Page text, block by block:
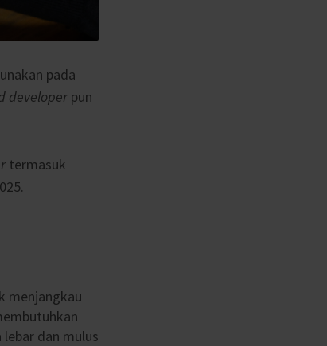
pada
developerpun
termasuk
menjangkau
dan mulus